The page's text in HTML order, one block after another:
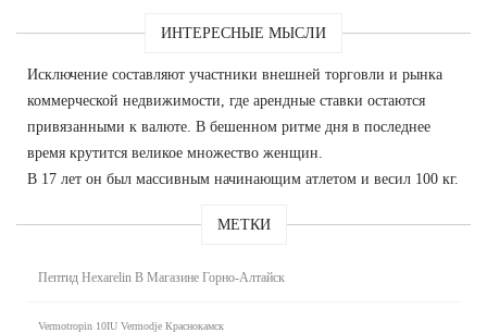
ИНТЕРЕСНЫЕ МЫСЛИ
Исключение составляют участники внешней торговли и рынка
коммерческой недвижимости, где арендные ставки остаются
привязанными к валюте. В бешенном ритме дня в последнее
время крутится великое множество женщин.
В 17 лет он был массивным начинающим атлетом и весил 100 кг.
МЕТКИ
Пептид Hexarelin В Магазине Горно-Алтайск
Vermotropin 10IU Vermodje Краснокамск